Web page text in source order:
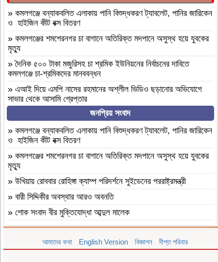
» কমলগঞ্জে বন্যাকবলিত এলাকায় পানি বিশুদ্ধকরণ ট্যাবলেট, পানির জারিকেন
ও হাইজিন কীট বক্স বিতরণ
» কমলগঞ্জের শমশেরনগর চা বাগানে অতিরিক্ত মদপানে অসুস্থ হয়ে যুবকের
মৃত্যু
»দৈনিক ৫০০ টাকা মজুরিসহ চা শ্রমিক ইউনিয়নের নির্বাচনের দাবিতে
কমলগঞ্জে চা-শ্রমিকদের মানববন্ধন
» এআই দিয়ে এমপি নাসের রহমানের অশ্লীল ভিডিও ছড়ানোর অভিযোগে
সাভার থেকে আসামি গ্রেপ্তার
বগুড়া আদমদীঘি ১শ পিস ট্যাপেন্টাডলসহ একজন গ্রেফতার
» বগুড়া আদমদীঘি’র ছাতিয়ানগ্রামে সাংসদ মহিত তালুকদার-কে সংবর্ধনা
প্রদান
» কমলগঞ্জে এমপি হাজী মুজিবকে নাগরিক সংবর্ধনা
»আন্তর্জাতিক আদিবাসী দিবস ২০২৬: বাংলাদেশের আদিবাসীদের দূর্গম
পথচলা
» বগুড়া আদমদীঘিতে মাদকবিরোধী অভিযানে ৩ জন গ্রেফতার, ভ্রাম্যমাণ
আদালতে ১৫ দিনের কারাদণ্ড
কমলগঞ্জে হাবিবুন নেছা চৌধুরী গার্লস একাডেমি পরিদর্শন
»আসামীরা জামিনে মুক্ত; মামলা আপোষের প্রস্তাব; বাদীর পরিবারকে হুমকি-
জনপ্রিয় সংবাদ
» কমলগঞ্জে বন্যাকবলিত এলাকায় পানি বিশুদ্ধকরণ ট্যাবলেট, পানির জারিকেন
ও হাইজিন কীট বক্স বিতরণ
» কমলগঞ্জের শমশেরনগর চা বাগানে অতিরিক্ত মদপানে অসুস্থ হয়ে যুবকের
মৃত্যু
» উখিয়ায় রোববার রোহিঙ্গা ক্যাম্প পরিদর্শনে সুইডেনের পররাষ্ট্রমন্ত্রী
» বারী সিদ্দিকীর অবস্থার আরও অবনতি
» শোক সংবাদ বীর মুক্তিযোদ্ধা আব্দুল মালেক
»মৃত্যুবাষির্কী মোহাম্মদ ইলিয়াছ
কমলগঞ্জে পতনঊষারে দাদন ব্যবসায়ীদের মানসিক চাপে এক স্বর্ণ ব্যবসায়ীর
আত্মহত্যা
আমাদের কথা English Version বিজ্ঞাপন দীপ্ত পরিবার